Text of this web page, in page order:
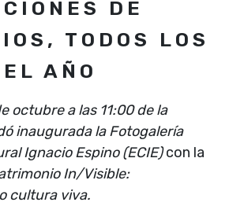
DE
TODOS LOS
AÑO
octubre a las 11:00 de la
inaugurada la Fotogalería
Ignacio Espino (ECIE)con la
In/Visible:
cultura viva.